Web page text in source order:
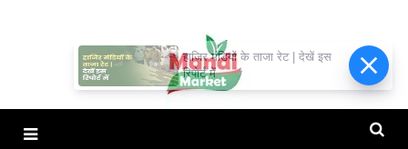
हाजिर मंडियों के ताजा रेट | देखें इस
रिपोर्ट में